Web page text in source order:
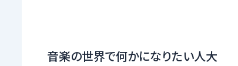
音楽の世界で何かになりたい人大